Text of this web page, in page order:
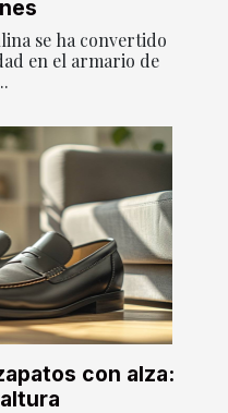
se ha convertido
en el armario de
con alza: